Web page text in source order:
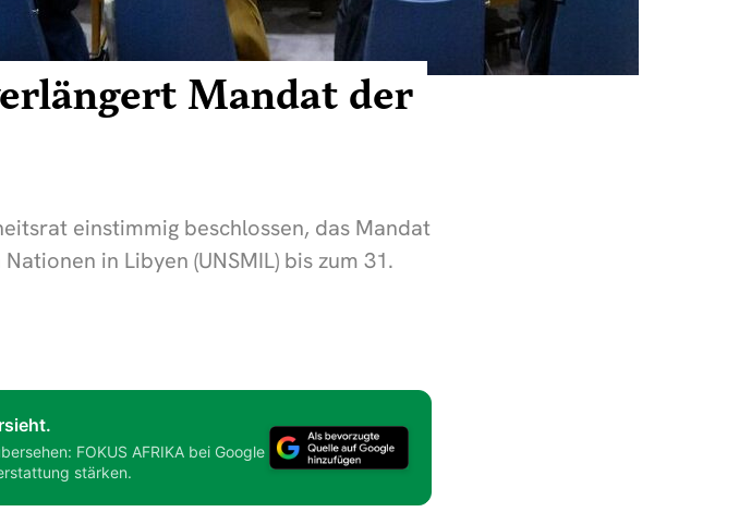
Mandat der
einstimmig beschlossen, das Mandat
in Libyen (UNSMIL) bis zum 31.
FOKUS AFRIKA bei Google
stärken.